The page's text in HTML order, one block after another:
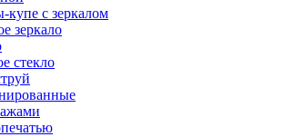
с зеркалом
зеркало
стекло